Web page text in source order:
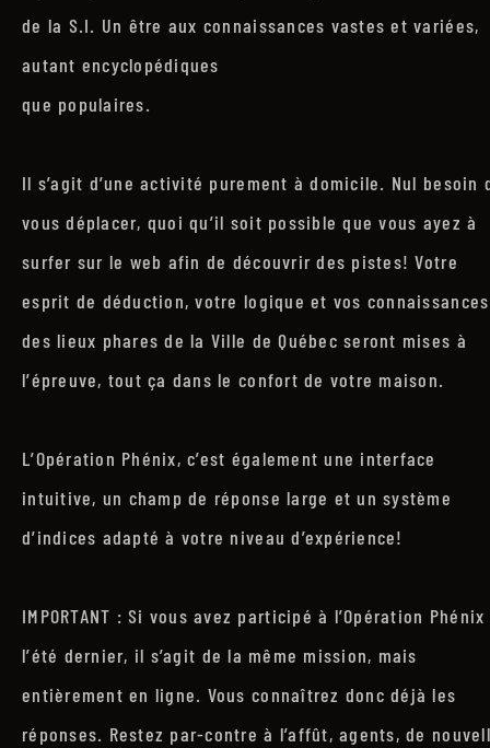
de la S.I. Un être aux connaissances vastes et variées,
autant encyclopédiques
que populaires.
Il s’agit d’une activité purement à domicile. Nul besoin
vous déplacer, quoi qu’il soit possible que vous ayez à
surfer sur le web afin de découvrir des pistes! Votre
esprit de déduction, votre logique et vos connaissances
des lieux phares de la Ville de Québec seront mises à
l’épreuve, tout ça dans le confort de votre maison.
L’Opération Phénix, c’est également une interface
intuitive, un champ de réponse large et un système
d’indices adapté à votre niveau d’expérience!
IMPORTANT : Si vous avez participé à l’Opération Phénix
l’été dernier, il s’agit de la même mission, mais
entièrement en ligne. Vous connaîtrez donc déjà les
réponses. Restez par-contre à l’affût, agents, de